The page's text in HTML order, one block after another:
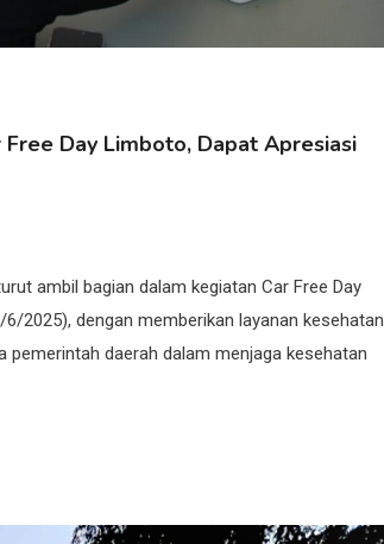
Day Limboto, Dapat Apresiasi
ambil bagian dalam kegiatan Car Free Day
2025), dengan memberikan layanan kesehatan
daerah dalam menjaga kesehatan